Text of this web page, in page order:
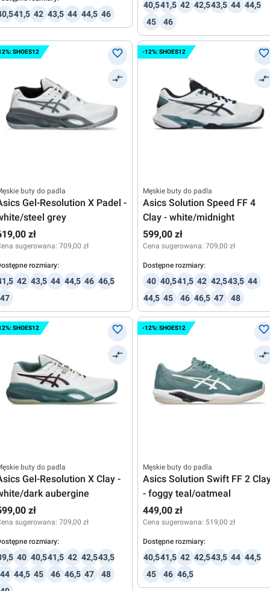
41,5 42 43,5 44 44,5 46
40,541,5 42 42,543,5 44 44,5
45
46
SHOES12
buty do padla
Gel-Resolution X Padel -
steel grey
zł
sugerowana: 709,00 zł
rozmiary:
42 43,5 44 44,5 46 46,5
47
-12%: SHOES12
Męskie buty do padla
Asics Solution Speed FF 4
Clay - white/midnight
599,00 zł
Cena sugerowana: 709,00 zł
Dostępne rozmiary:
40 40,541,5 42 42,543,5 44
44,5 45 46 46,5 47 48
SHOES12
buty do padla
Gel-Resolution X Clay -
dark aubergine
zł
sugerowana: 709,00 zł
rozmiary:
40 40,541,5 42 42,543,5
44 44,5 45 46 46,5 47
48
-12%: SHOES12
Męskie buty do padla
Asics Solution Swift FF 2
- foggy teal/oatmeal
449,00 zł
Cena sugerowana: 519,00 zł
Dostępne rozmiary:
40,541,5 42 42,543,5 44 44,5
45
46 46,5